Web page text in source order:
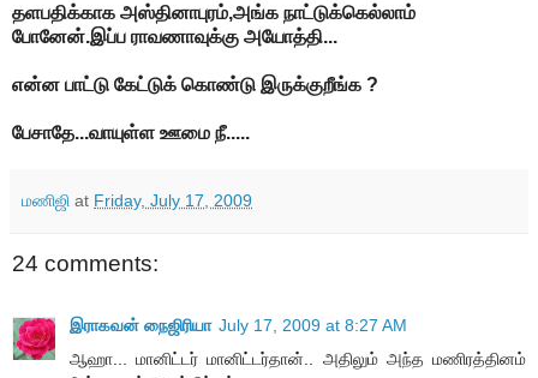
தளபதிக்காக அஸ்தினாபுரம்,அங்க நாட்டுக்கெல்லாம்
போனேன்.இப்ப ராவணாவுக்கு அயோத்தி...
என்ன பாட்டு கேட்டுக் கொண்டு இருக்குறீங்க ?
பேசாதே...வாயுள்ள ஊமை நீ.....
மணிஜி at Friday, July 17, 2009
24 comments:
இராகவன் நைஜிரியா July 17, 2009 at 8:27 AM
ஆஹா... மானிட்டர் மானிட்டர்தான்.. அதிலும் அந்த மணிரத்தினம்